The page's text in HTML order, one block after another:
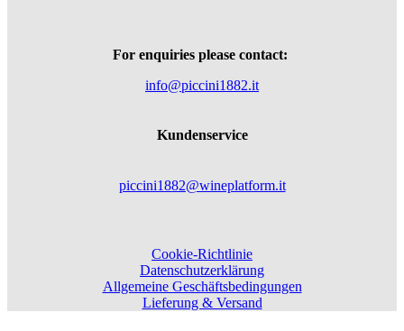
For enquiries please contact:
info@piccini1882.it
Kundenservice
piccini1882@wineplatform.it
Cookie-Richtlinie
Datenschutzerklärung
Allgemeine Geschäftsbedingungen
Lieferung & Versand